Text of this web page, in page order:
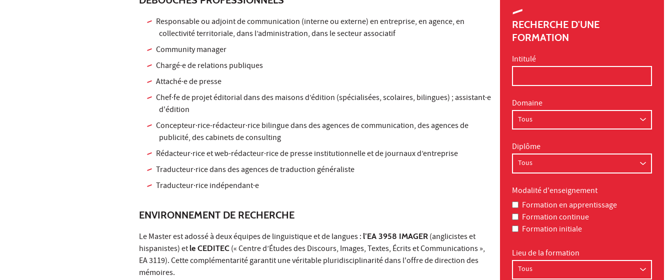
Responsable ou adjoint de communication (interne ou externe) en entreprise, en agence, en
collectivité territoriale, dans l’administration, dans le secteur associatif
Community manager
Chargé·e de relations publiques
Attaché·e de presse
Chef·fe de projet éditorial dans des maisons d’édition (spécialisées, scolaires, bilingues) ; assistant·e
d'édition
Concepteur·rice-rédacteur·rice bilingue dans des agences de communication, des agences de
publicité, des cabinets de consulting
Rédacteur·rice et web-rédacteur·rice de presse institutionnelle et de journaux d’entreprise
Traducteur·rice dans des agences de traduction généraliste
Traducteur·rice indépendant·e
ENVIRONNEMENT DE RECHERCHE
Le Master est adossé à deux équipes de linguistique et de langues : l’EA 3958 IMAGER (anglicistes et
hispanistes) et le CEDITEC (« Centre d’Études des Discours, Images, Textes, Écrits et Communications »,
EA 3119). Cette complémentarité garantit une véritable pluridisciplinarité dans l'offre de direction des
mémoires.
RECHERCHE D'UNE
FORMATION
Intitulé
Domaine
Diplôme
Modalité d'enseignement
Formation en apprentissage
Formation continue
Formation initiale
Lieu de la formation